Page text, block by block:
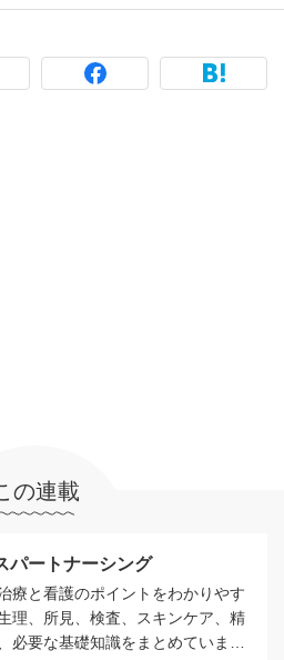
の連載
パートナーシング
療と看護のポイントをわかりやす
理、所見、検査、スキンケア、精
必要な基礎知識をまとめていま